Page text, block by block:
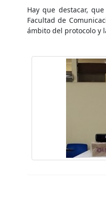
Hay que destacar,
Facultad de
ámbito del protocolo y